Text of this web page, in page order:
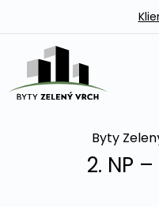
Byty
2. NP